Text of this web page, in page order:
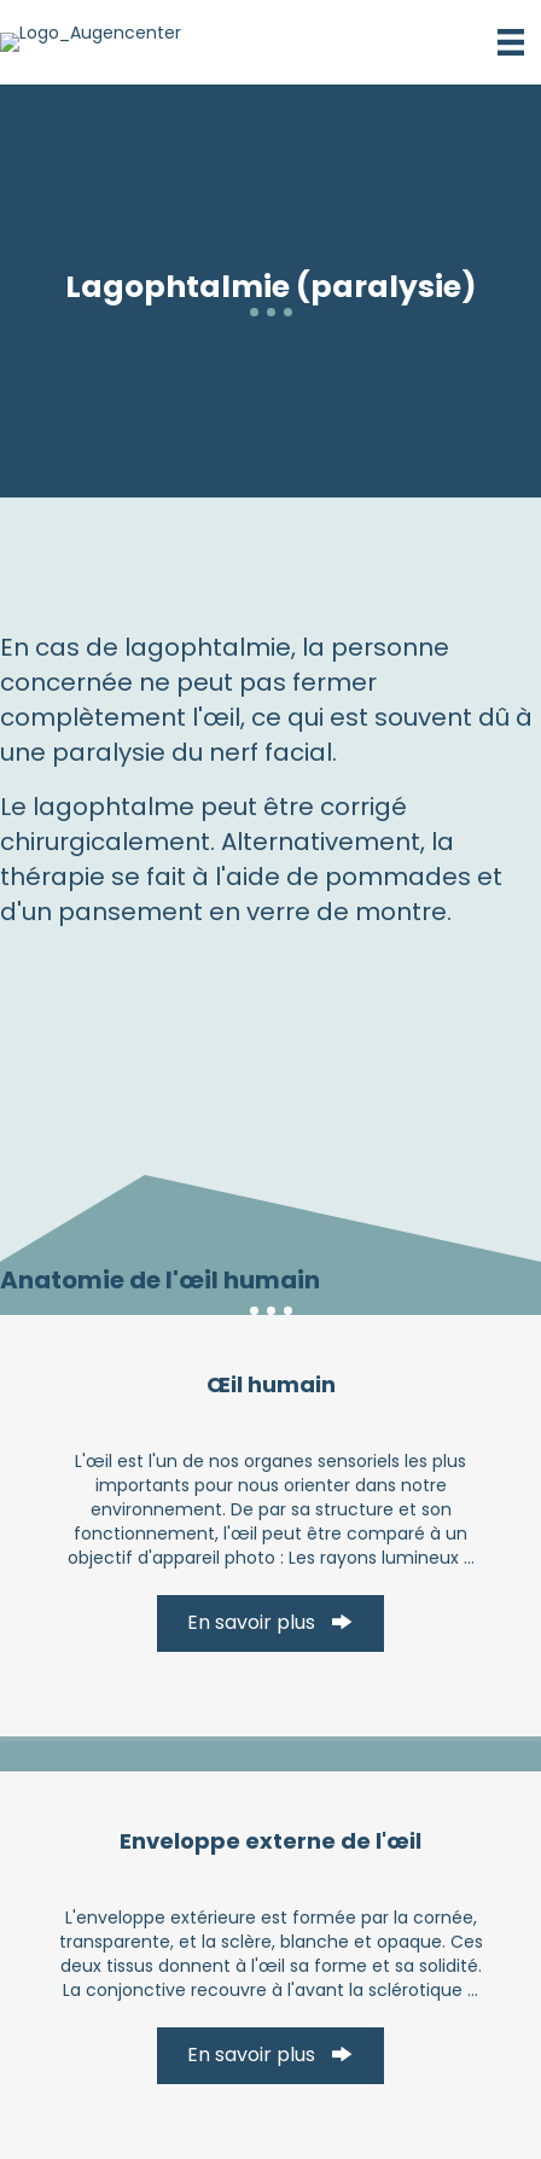
Lagophtalmie (paralysie)
En cas de lagophtalmie, la personne
concernée ne peut pas fermer
complètement l'œil, ce qui est souvent dû à
une paralysie du nerf facial.
Le lagophtalme peut être corrigé
chirurgicalement. Alternativement, la
thérapie se fait à l'aide de pommades et
d'un pansement en verre de montre.
Anatomie de l'œil humain
Œil humain
L'œil est l'un de nos organes sensoriels les plus
importants pour nous orienter dans notre
environnement. De par sa structure et son
fonctionnement, l'œil peut être comparé à un
objectif d'appareil photo : Les rayons lumineux ...
En savoir plus
Enveloppe externe de l'œil
L'enveloppe extérieure est formée par la cornée,
transparente, et la sclère, blanche et opaque. Ces
deux tissus donnent à l'œil sa forme et sa solidité.
La conjonctive recouvre à l'avant la sclérotique ...
En savoir plus